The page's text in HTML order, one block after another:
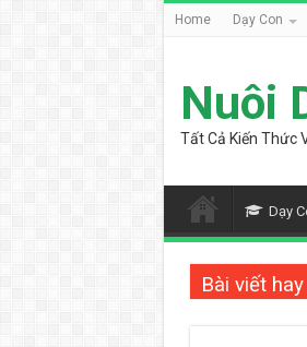
Home Dạy Con
Nuôi
Tất Cả Kiến Thức
Dạy
Bài viết